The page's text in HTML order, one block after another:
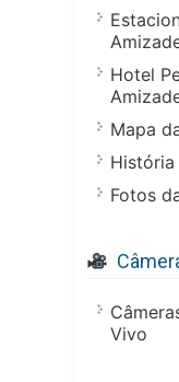
Hotel
Mapa
Fotos
Vivo